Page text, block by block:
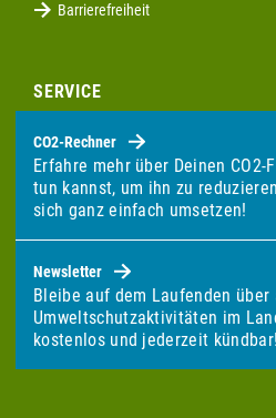
Barrierefreiheit
SERVICE
CO2-Rechner
Erfahre mehr über Deinen CO2-
tun kannst, um ihn zu
sich ganz einfach umsetzen!
Newsletter
Bleibe auf dem Laufenden
Umweltschutzaktivitäten im
kostenlos und jederzeit kündbar!